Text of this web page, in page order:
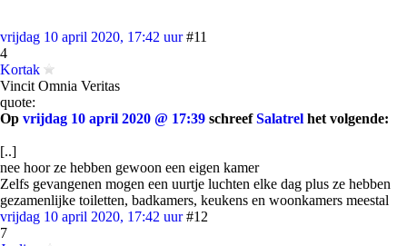
vrijdag 10 april 2020, 17:42 uur #11
4
Kortak
Vincit Omnia Veritas
quote:
Op vrijdag 10 april 2020 @ 17:39 schreefSalatrel het volgende:
[..]
nee hoor ze hebben gewoon een eigen kamer
Zelfs gevangenen mogen een uurtje luchten elke dag plus ze hebben
gezamenlijke toiletten, badkamers, keukens en woonkamers meestal
vrijdag 10 april 2020, 17:42 uur #12
7